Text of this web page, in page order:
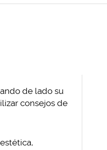
de lado su
consejos de